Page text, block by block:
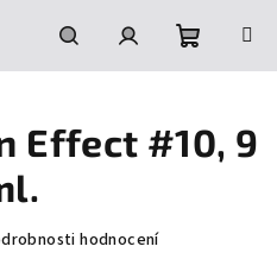
HledatPřihlášeníNákupní
košík
Effect #10, 9
hodnocení